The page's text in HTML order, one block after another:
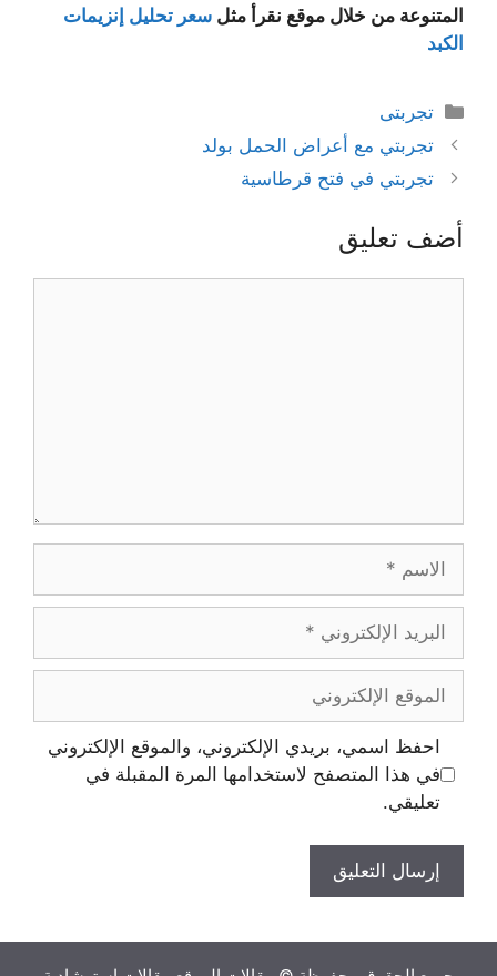
المتنوعة من خلال موقع نقرأ مثل سعر تحليل إنزيمات
الكبد
التصنيفات
تجربتى
تجربتي مع أعراض الحمل بولد
تجربتي في فتح قرطاسية
أضف تعليق
الاسم
البريد
الإلكتروني
الموقع
الإلكتروني
احفظ اسمي، بريدي الإلكتروني، والموقع الإلكتروني
في هذا المتصفح لاستخدامها المرة المقبلة في
تعليقي.